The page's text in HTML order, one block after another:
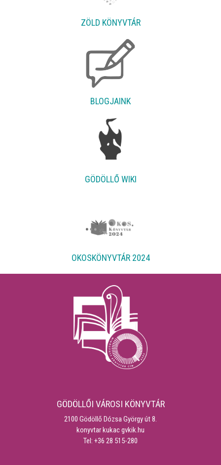
ZÖLD KÖNYVTÁR
BLOGJAINK
GÖDÖLLŐ WIKI
OKOSKÖNYVTÁR 2024
GÖDÖLLŐI VÁROSI KÖNYVTÁR
2100 Gödöllő Dózsa György út 8.
konyvtar kukac gvkik.hu
Tel: +36 28 515-280